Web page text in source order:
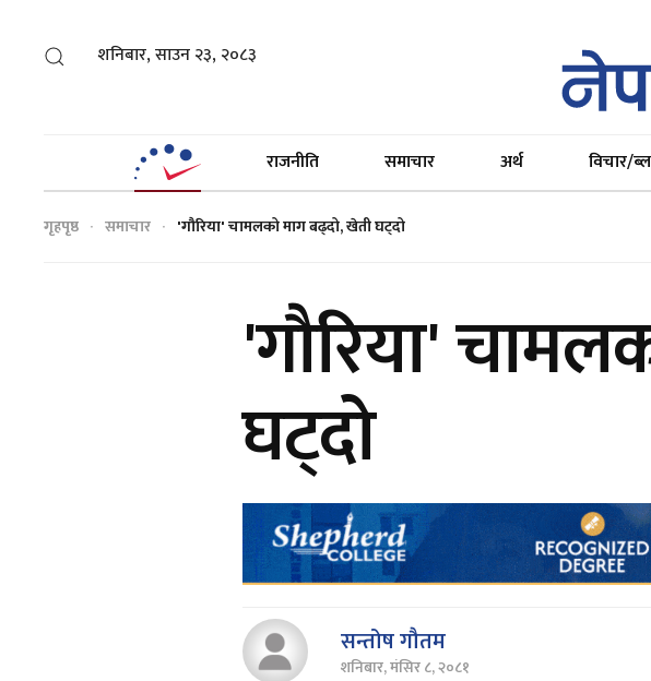
शनिबार, साउन २३, २०८३
राजनीति समाचार अर्थ विचार/
गृहपृष्ठ समाचार 'गौरिया' चामलको माग बढ्दो, खेती घट्दो
'गौरिया'
घट्दो
सन्तोष गौतम
शनिबार, मंसिर ८, २०८१